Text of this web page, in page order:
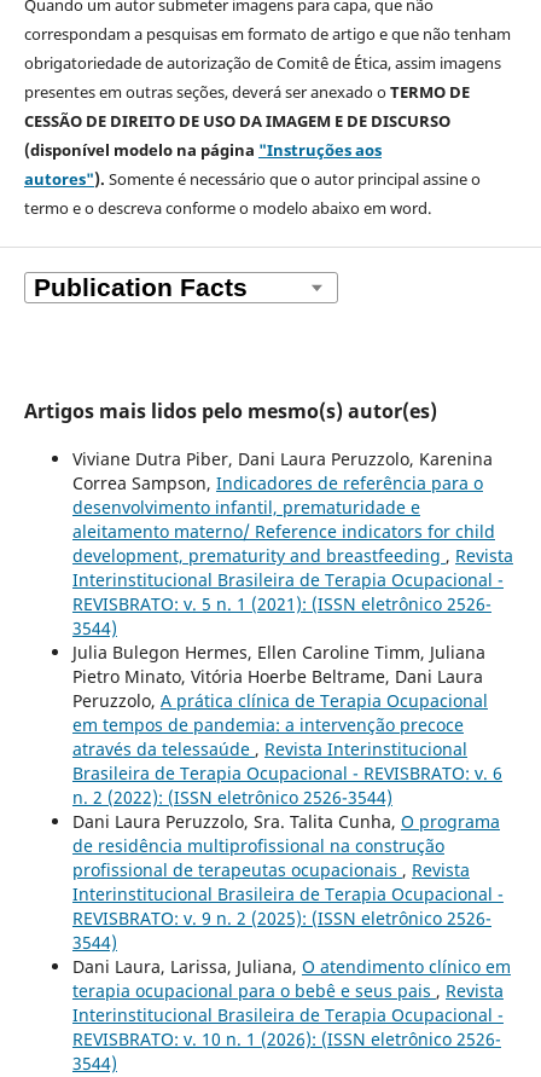
Quando um autor submeter imagens para capa, que não
correspondam a pesquisas em formato de artigo e que não tenham
obrigatoriedade de autorização de Comitê de Ética, assim imagens
presentes em outras seções, deverá ser anexado oTERMO DE
CESSÃO DE DIREITO DE USO DA IMAGEM E DE DISCURSO
(disponível modelo na página "Instruções aos
autores"). Somente é necessário que o autor principal assine o
termo e o descrevaconforme o modelo abaixo em word.
Artigos mais lidos pelo mesmo(s) autor(es)
Viviane Dutra Piber, Dani Laura Peruzzolo, Karenina
Correa Sampson, Indicadores de referência para o
desenvolvimento infantil, prematuridade e
aleitamento materno/ Reference indicators for child
development, prematurity and breastfeeding , Revista
Interinstitucional Brasileira de Terapia Ocupacional -
REVISBRATO: v. 5 n. 1 (2021): (ISSN eletrônico 2526-
3544)
Julia Bulegon Hermes, Ellen Caroline Timm, Juliana
Pietro Minato, Vitória Hoerbe Beltrame, Dani Laura
Peruzzolo, A prática clínica de Terapia Ocupacional
em tempos de pandemia: a intervenção precoce
através da telessaúde , Revista Interinstitucional
Brasileira de Terapia Ocupacional - REVISBRATO: v. 6
n. 2 (2022): (ISSN eletrônico 2526-3544)
Dani Laura Peruzzolo, Sra. Talita Cunha, O programa
de residência multiprofissional na construção
profissional de terapeutas ocupacionais , Revista
Interinstitucional Brasileira de Terapia Ocupacional -
REVISBRATO: v. 9 n. 2 (2025): (ISSN eletrônico 2526-
3544)
Dani Laura, Larissa, Juliana, O atendimento clínico em
terapia ocupacional para o bebê e seus pais , Revista
Interinstitucional Brasileira de Terapia Ocupacional -
REVISBRATO: v. 10 n. 1 (2026): (ISSN eletrônico 2526-
3544)